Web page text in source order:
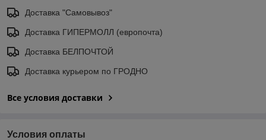
Доставка "Самовывоз"
Доставка ГИПЕРМОЛЛ (европочта)
Доставка БЕЛПОЧТОЙ
Доставка курьером по ГРОДНО
Все условия доставки
Условия оплаты